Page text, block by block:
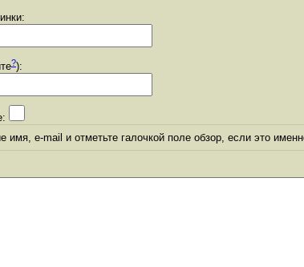
?):
имя, e-mail и отметьте галочкой поле обзор, если это